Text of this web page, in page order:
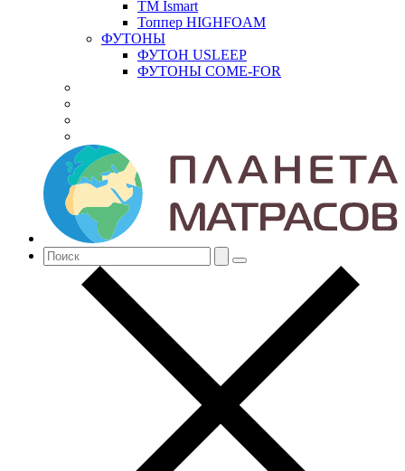
ТМ Ismart
Топпер HIGHFOAM
ФУТОНЫ
ФУТОН USLEEP
ФУТОНЫ COME-FOR